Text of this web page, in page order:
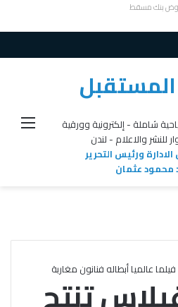
بنك مسقط
شاملة - إلكترونية وورقية
للنشر والاعلام - لندن
ورئيس التحرير
محمود عثمان
عالميا أبطاله فنانون مغاربة